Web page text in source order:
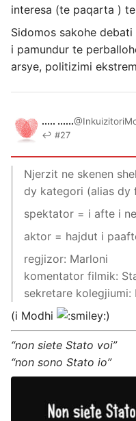
interesa (te paqarta ) te
Sidomos sakohe
i pamundur te
arsye, politizimi
..... ......
↩ #27
Njerzit ne skenen
dy kategori (alias dy
spektator = i afte i
aktor = hajdut i
regjizor: Marloni
komentator filmik:
sekretare kolegjiumi:
(i Modhi
)
“non siete Stato voi”
“non sono Stato io”